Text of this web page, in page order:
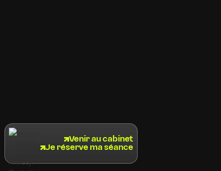
Venir au cabinet
Je réserve ma séance